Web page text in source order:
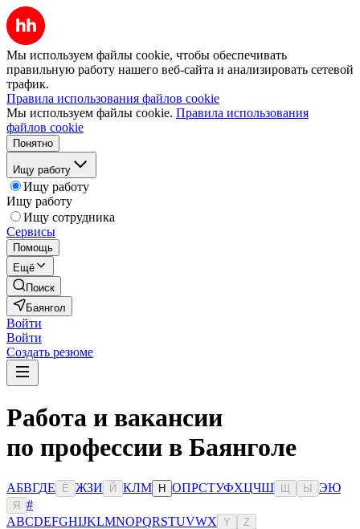
Мы используем файлы cookie, чтобы обеспечивать
правильную работу нашего веб-сайта и анализировать сетевой
трафик.
Правила использования файлов cookie
Мы используем файлы cookie. Правила использования
файлов cookie
Понятно
Ищу работу
Ищу работу
Ищу работу
Ищу сотрудника
Сервисы
Помощь
Ещё
Поиск
Баянгол
Войти
Войти
Создать резюме
Работа и вакансии
по профессии в Баянголе
АБВГДЕ Ё ЖЗИ Й КЛМ Н ОПРСТУФХЦЧШ Ы ЭЮ
Я
#
ABCDEFGHIJKLMNOPQRSTUVWX Y Z